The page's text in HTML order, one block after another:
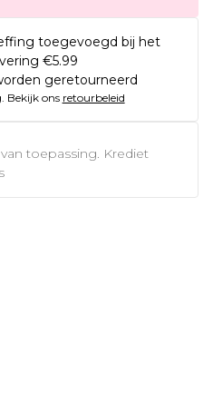
toegevoegd bij het
€5.99
geretourneerd
Bekijk ons retourbeleid
toepassing. Krediet